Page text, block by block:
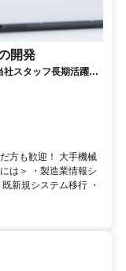
開発
スタッフ長期活躍中
方も歓迎！ 大手機械
は＞ ・製造業情報シ
新規システム移行 ・